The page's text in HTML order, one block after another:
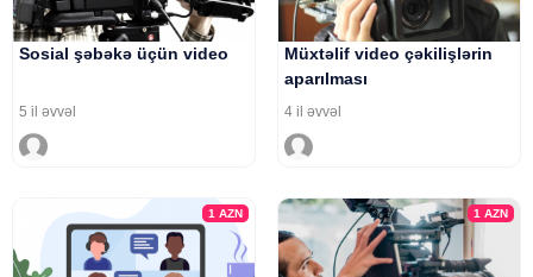
Sosial şəbəkə üçün video
5 il əvvəl
Müxtəlif video çəkilişlərin
aparılması
4 il əvvəl
1AZN 1 AZN